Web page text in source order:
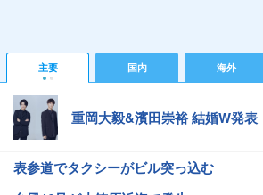
主要 国内 海外
重岡大毅&濱田崇裕 結婚W発表
表参道でタクシーがビル突っ込む